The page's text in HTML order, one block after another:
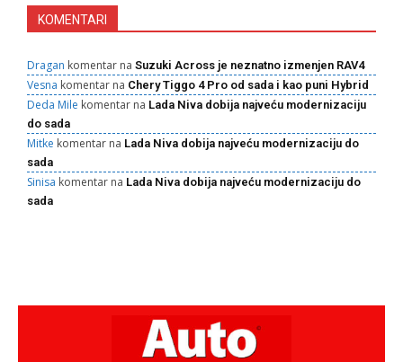
KOMENTARI
Dragan komentar na Suzuki Across je neznatno izmenjen RAV4
Vesna komentar na Chery Tiggo 4 Pro od sada i kao puni Hybrid
Deda Mile komentar na Lada Niva dobija najveću modernizaciju
do sada
Mitke komentar na Lada Niva dobija najveću modernizaciju do
sada
Sinisa komentar na Lada Niva dobija najveću modernizaciju do
sada